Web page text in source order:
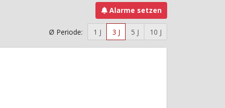
Alarme setzen
Ø Periode: 1 J 3 J 5 J 10 J